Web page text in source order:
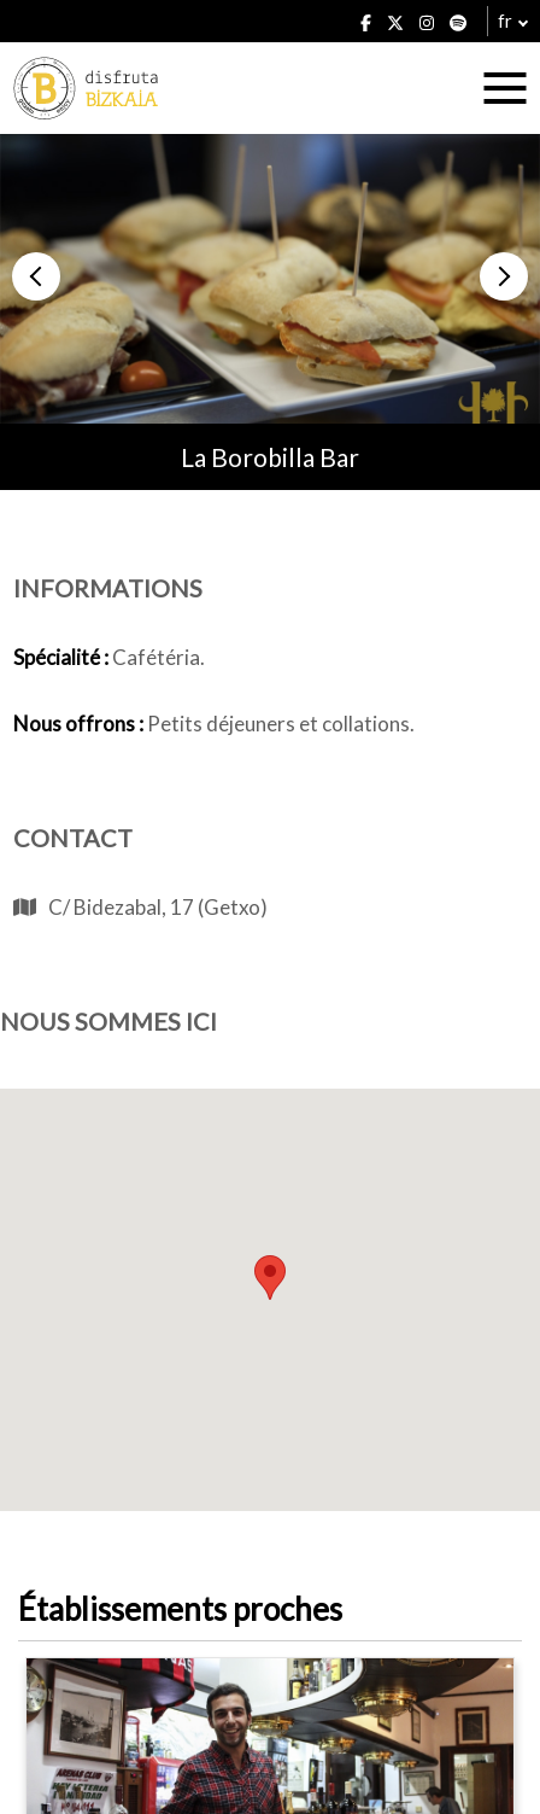
fr
Hébergement
Établissements
Plans
La Borobilla Bar
INFORMATIONS
Spécialité :Cafétéria.
Nous offrons : Petits déjeuners et collations.
CONTACT
C/ Bidezabal, 17 (Getxo)
NOUS SOMMES ICI
Établissements proches